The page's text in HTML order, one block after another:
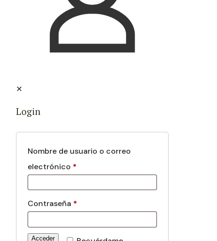
✕
Login
Nombre de usuario o correo
electrónico *
Contraseña *
Acceder